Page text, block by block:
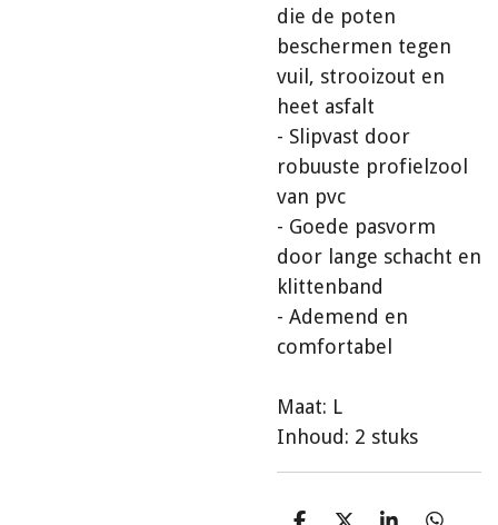
die de poten
beschermen tegen
vuil, strooizout en
heet asfalt
- Slipvast door
robuuste profielzool
van pvc
- Goede pasvorm
door lange schacht en
klittenband
- Ademend en
comfortabel
Maat: L
Inhoud: 2 stuks